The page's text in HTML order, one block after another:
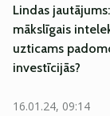
Lindas
mākslīgais
uzticams
investīcijās?
16.01.24, 09:14